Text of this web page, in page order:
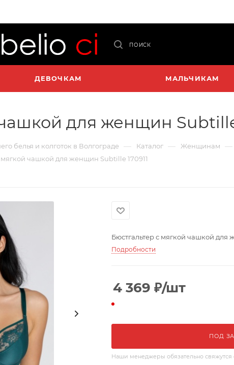
ПОИСК
ДЕВОЧКАМ МАЛЬЧИКАМ
для женщин Subtille
белья и колготок в Волгограде — Каталог — Женщинам —
мягкой чашкой для женщин Subtille 170911
Бюстгальтер с мягкой чашкой для
Подробности
4 369 ₽/шт
ПОД
Наши менеджеры обязательно свяжутся